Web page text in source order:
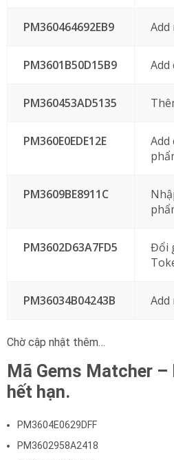
PM360464692EB9 Add
PM3601B50D15B9 Add
PM360453AD5135
PM360E0EDE12E
Add
PM3609BE8911C
PM3602D63A7FD5
Đổi
PM36034B04243B Add
Chờ cập nhật thêm…
Mã Gems Matcher
hết hạn.
PM3604E0629DFF
PM3602958A2418